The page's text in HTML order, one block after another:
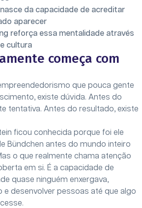
da capacidade de acreditar
aparecer
reforça essa mentalidade através
cultura
começa com
que pouca gente
existe dúvida. Antes do
tentativa. Antes do resultado, existe
ficou conhecida porque foi ele
Bündchen antes do mundo inteiro
o que realmente chama atenção
em si. É a capacidade de
quase ninguém enxergava,
e desenvolver pessoas até que algo